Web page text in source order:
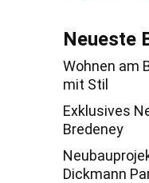
Neueste
Wohnen am
mit Stil
Exklusives
Bredeney
Dickmann